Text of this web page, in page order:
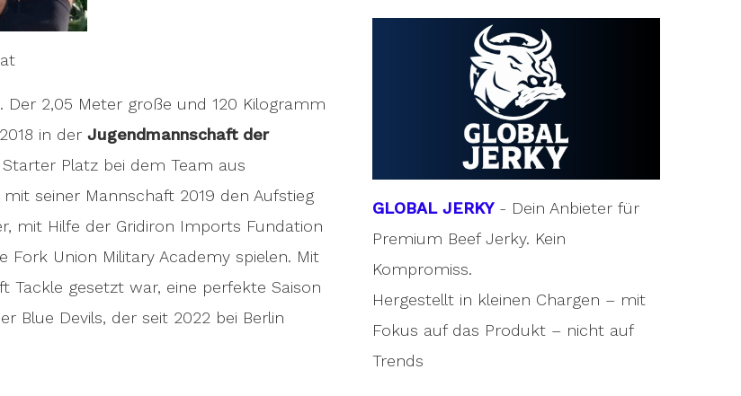
Der 2,05 Meter große und 120 Kilogramm
in der Jugendmannschaft der
Platz bei dem Team aus
seiner Mannschaft 2019 den Aufstieg
mit Hilfe der Gridiron Imports Fundation
Fork Union Military Academy spielen. Mit
Tackle gesetzt war, eine perfekte Saison
Blue Devils, der seit 2022 bei Berlin
GLOBAL JERKY- Dein Anbieter für
Premium Beef Jerky. Kein
Kompromiss.
Hergestellt in kleinen Chargen – mit
Fokus auf das Produkt – nicht auf
Trends